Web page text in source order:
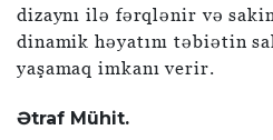
dizaynı ilə fərqlənir və
dinamik həyatını təbiətin
yaşamaq imkanı verir.
Ətraf Mühit.